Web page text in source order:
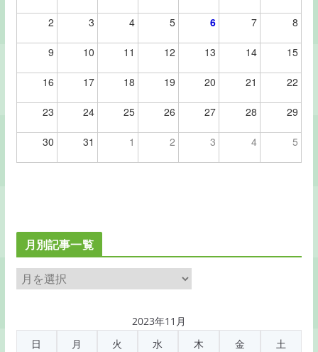
2 3 4 5 6 7 8
9 10 11 12 13 14 15
16 17 18 19 20 21 22
23 24 25 26 27 28 29
30 31 1 2 3 4 5
月別記事一覧
月
別
事
2023年11月
日
月 火 水 木 金 土